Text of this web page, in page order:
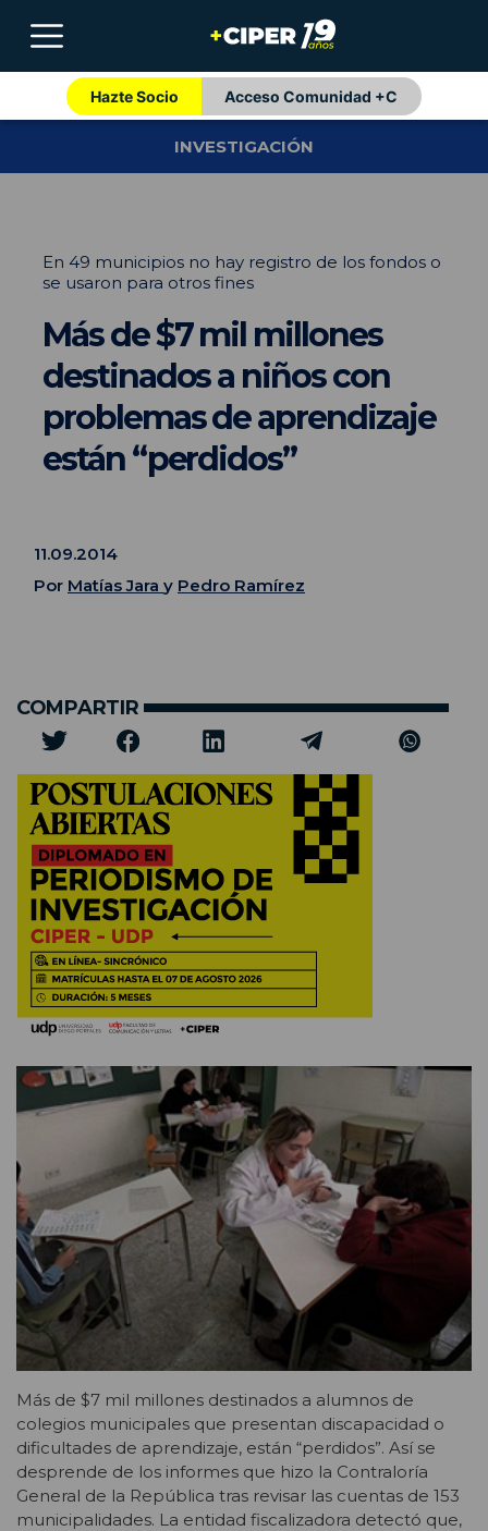
Hazte Socio Acceso Comunidad +C
INVESTIGACIÓN
En 49 municipios no hay registro de los fondos o
se usaron para otros fines
Más de $7 mil millones
destinados a niños con
problemas de aprendizaje
están “perdidos”
11.09.2014
Por Matías Jara y Pedro Ramírez
COMPARTIR
Más de $7 mil millones destinados a alumnos de
colegios municipales que presentan discapacidad o
dificultades de aprendizaje, están “perdidos”. Así se
desprende de los informes que hizo la Contraloría
General de la República tras revisar las cuentas de 153
municipalidades. La entidad fiscalizadora detectó que,